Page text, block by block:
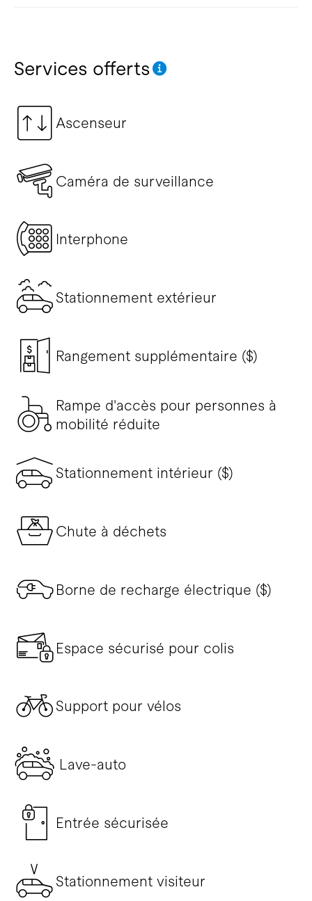
Services offerts
Ascenseur
Caméra de surveillance
Interphone
Stationnement extérieur
Rangement supplémentaire ($)
Rampe d'accès pour personnes à
mobilité réduite
Stationnement intérieur ($)
Chute à déchets
Borne de recharge électrique ($)
Espace sécurisé pour colis
Support pour vélos
Lave-auto
Entrée sécurisée
Stationnement visiteur